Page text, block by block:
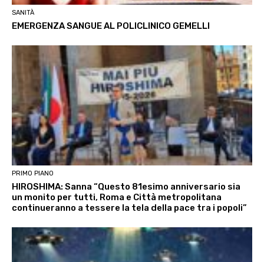
SANITÀ
EMERGENZA SANGUE AL POLICLINICO GEMELLI
PRIMO PIANO
HIROSHIMA: Sanna “Questo 81esimo anniversario sia
un monito per tutti, Roma e Città metropolitana
continueranno a tessere la tela della pace tra i popoli”